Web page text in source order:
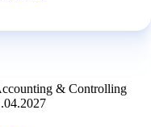
& Controlling